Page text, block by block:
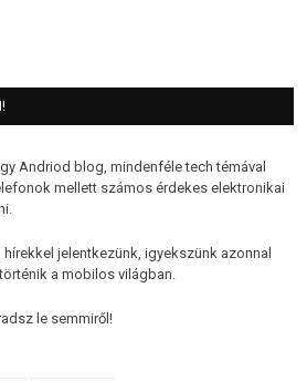
Andriod blog, mindenféle tech témával
mellett számos érdekes elektronikai
jelentkezünk, igyekszünk azonnal
a mobilos világban.
le semmiről!